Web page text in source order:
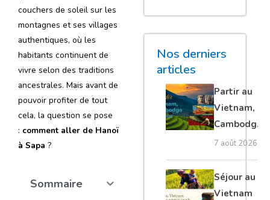
couchers de soleil sur les
montagnes et ses villages
authentiques, où les
habitants continuent de
vivre selon des traditions
ancestrales. Mais avant de
pouvoir profiter de tout
cela, la question se pose
: comment aller de Hanoï
à Sapa ?
Sommaire
Nos derniers
articles
Partir au
Vietnam,
Cambodge
et Laos :
voyage
authentique
7 août 2026
Séjour au
Vietnam